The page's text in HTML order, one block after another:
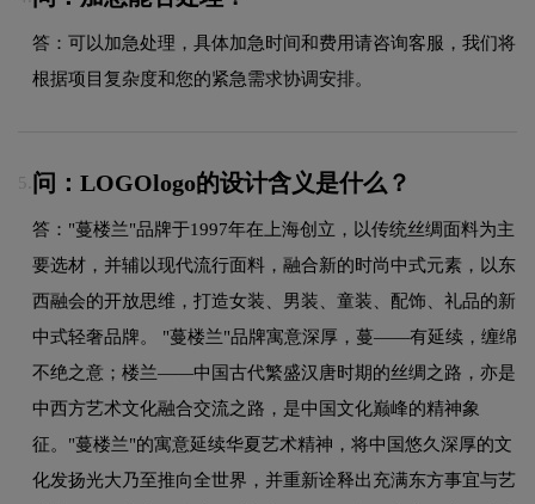
答：可以加急处理，具体加急时间和费用请咨询客服，我们将
根据项目复杂度和您的紧急需求协调安排。
5. 问：LOGOlogo的设计含义是什么？
答："蔓楼兰"品牌于1997年在上海创立，以传统丝绸面料为主
要选材，并辅以现代流行面料，融合新的时尚中式元素，以东
西融会的开放思维，打造女装、男装、童装、配饰、礼品的新
中式轻奢品牌。 "蔓楼兰"品牌寓意深厚，蔓——有延续，缠绵
不绝之意；楼兰——中国古代繁盛汉唐时期的丝绸之路，亦是
中西方艺术文化融合交流之路，是中国文化巅峰的精神象
征。"蔓楼兰"的寓意延续华夏艺术精神，将中国悠久深厚的文
化发扬光大乃至推向全世界，并重新诠释出充满东方事宜与艺